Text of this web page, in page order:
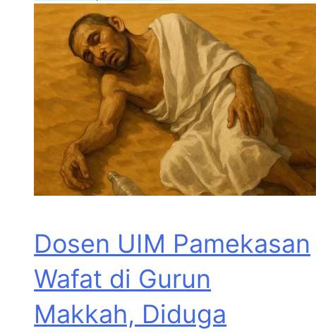
Dosen UIM Pamekasan
Wafat di Gurun
Makkah, Diduga